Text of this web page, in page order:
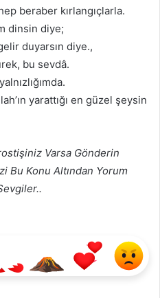
beraber kırlangıçlarla.
dinsin diye;
duyarsın diye.,
bu sevdâ.
yarattığı en güzel şeysin
Varsa Gönderin
Bu Konu Altından Yorum